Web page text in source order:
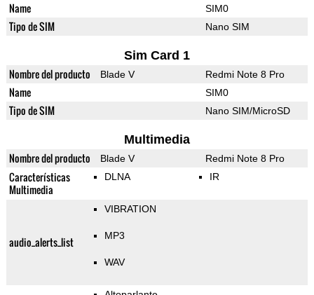
Name SIM0
Tipo de SIM Nano SIM
Sim Card 1
Nombre del producto Blade V Redmi Note 8 Pro
Name SIM0
Tipo de SIM Nano SIM/MicroSD
Multimedia
Nombre del producto Blade V Redmi Note 8 Pro
Características
Multimedia
DLNA IR
audio_alerts_list
VIBRATION
MP3
WAV